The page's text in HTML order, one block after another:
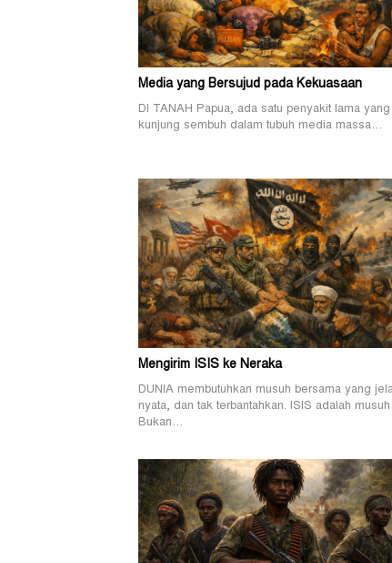
Media yang Bersujud pada Kekuasaan
DI TANAH Papua, ada satu penyakit lama
kunjung sembuh dalam tubuh media massa…
Mengirim ISIS ke Neraka
DUNIA membutuhkan musuh bersama yang
nyata, dan tak terbantahkan. ISIS adalah musuh
Bukan…